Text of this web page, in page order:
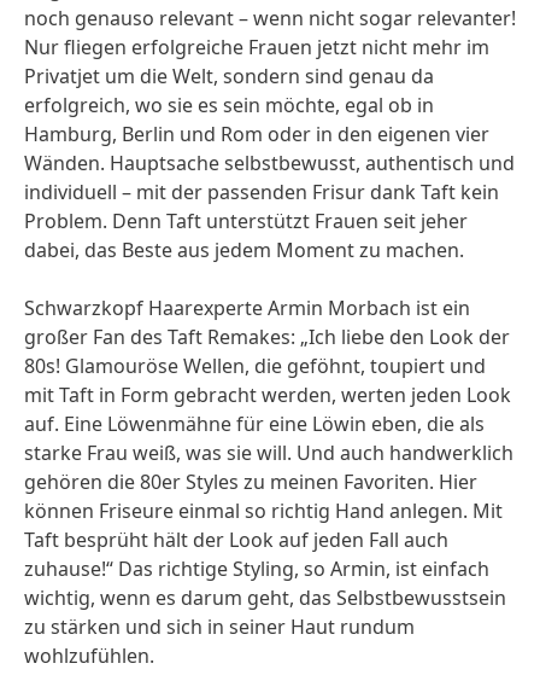
noch genauso relevant – wenn nicht sogar relevanter!
Nur fliegen erfolgreiche Frauen jetzt nicht mehr im
Privatjet um die Welt, sondern sind genau da
erfolgreich, wo sie es sein möchte, egal ob in
Hamburg, Berlin und Rom oder in den eigenen vier
Wänden. Hauptsache selbstbewusst, authentisch und
individuell – mit der passenden Frisur dank Taft kein
Problem. Denn Taft unterstützt Frauen seit jeher
dabei, das Beste aus jedem Moment zu machen.
Schwarzkopf Haarexperte Armin Morbach ist ein
großer Fan des Taft Remakes: „Ich liebe den Look der
80s! Glamouröse Wellen, die geföhnt, toupiert und
mit Taft in Form gebracht werden, werten jeden Look
auf. Eine Löwenmähne für eine Löwin eben, die als
starke Frau weiß, was sie will. Und auch handwerklich
gehören die 80er Styles zu meinen Favoriten. Hier
können Friseure einmal so richtig Hand anlegen. Mit
Taft besprüht hält der Look auf jeden Fall auch
zuhause!“ Das richtige Styling, so Armin, ist einfach
wichtig, wenn es darum geht, das Selbstbewusstsein
zu stärken und sich in seiner Haut rundum
wohlzufühlen.